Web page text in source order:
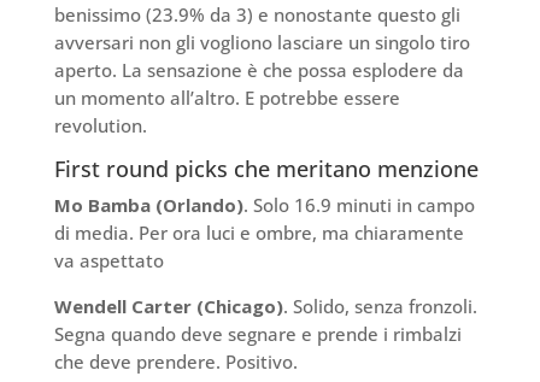
benissimo (23.9% da 3) e nonostante questo gli
avversari non gli vogliono lasciare un singolo tiro
aperto. La sensazione è che possa esplodere da
un momento all’altro. E potrebbe essere
revolution.
First round picks che meritano menzione
Mo Bamba (Orlando). Solo 16.9 minuti in campo
di media. Per ora luci e ombre, ma chiaramente
va aspettato
Wendell Carter (Chicago). Solido, senza fronzoli.
Segna quando deve segnare e prende i rimbalzi
che deve prendere. Positivo.